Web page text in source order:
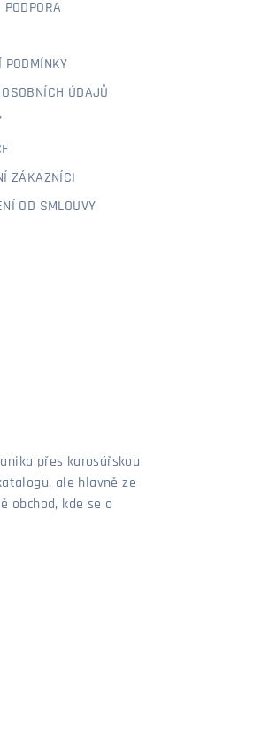
PODPORA
PODMÍNKY
ÚDAJŮ
ZÁKAZNÍCI
OD SMLOUVY
přes karosářskou
ale hlavně ze
obchod, kde se o